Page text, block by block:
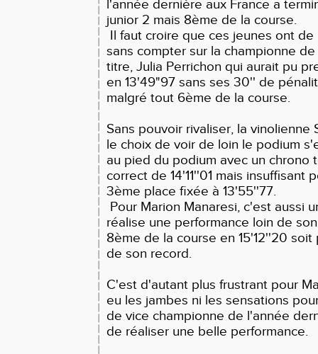
l'année dernière aux France a
junior 2 mais 8ème de la course.
Il faut croire que ces jeunes ont
sans compter sur la championne
titre, Julia Perrichon qui aurait pu
en 13'49"97 sans ses 30'' de
malgré tout 6ème de la course.
Sans pouvoir rivaliser, la vinolienne
le choix de voir de loin le podium
au pied du podium avec un chrono
correct de 14'11''01 mais insuffisant
3ème place fixée à 13'55''77.
Pour Marion Manaresi, c'est aussi
réalise une performance loin de
8ème de la course en 15'12''20
de son record.
C'est d'autant plus frustrant pour
eu les jambes ni les sensations
de vice championne de l'année
de réaliser une belle performance.